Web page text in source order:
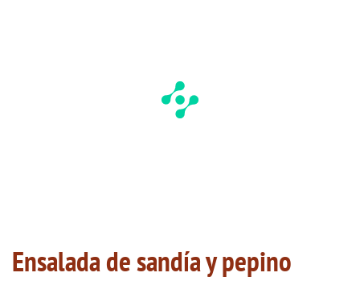
Ensalada de sandía y pepino